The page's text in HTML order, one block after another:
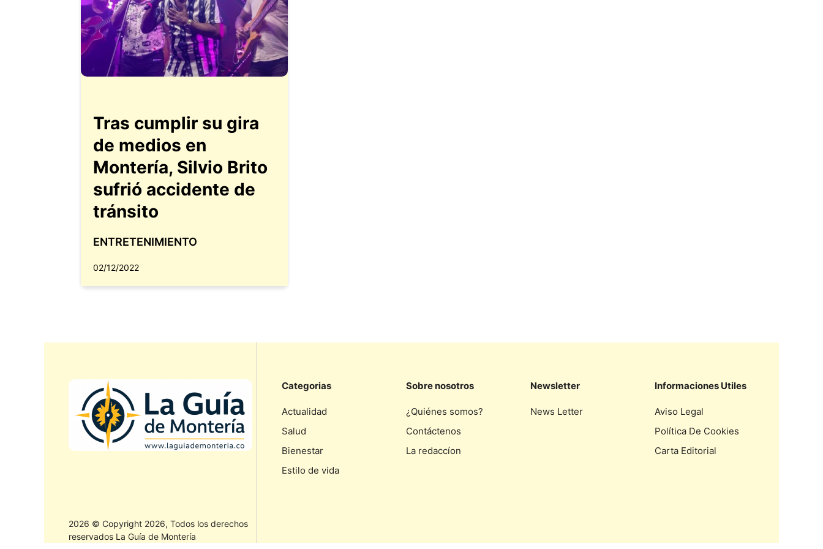
Tras cumplir su gira
de medios en
Montería, Silvio Brito
sufrió accidente de
tránsito
ENTRETENIMIENTO
02/12/2022
Categorias
Actualidad
Salud
Bienestar
Estilo de vida
Sobre nosotros
¿Quiénes somos?
Contáctenos
La redaccíon
Newsletter
News Letter
Informaciones Utiles
Aviso Legal
Política De Cookies
Carta Editorial
2026 © Copyright 2026, Todos los derechos
reservados La Guía de Montería